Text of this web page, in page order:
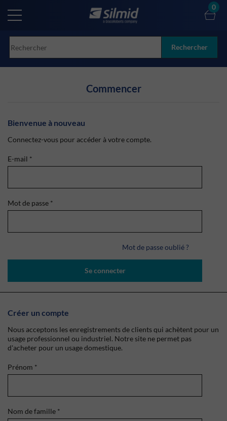
main
Rechercher
0
Commencer
Bienvenue à nouveau
Connectez-vous pour accéder à votre compte.
E-mail *
Mot de passe *
Mot de passe oublié ?
Se connecter
Créer un compte
Nous acceptons les enregistrements de clients qui achètent pour un
usage professionnel ou industriel. Notre site ne permet pas
d'acheter pour un usage domestique.
Prénom *
Nom de famille *